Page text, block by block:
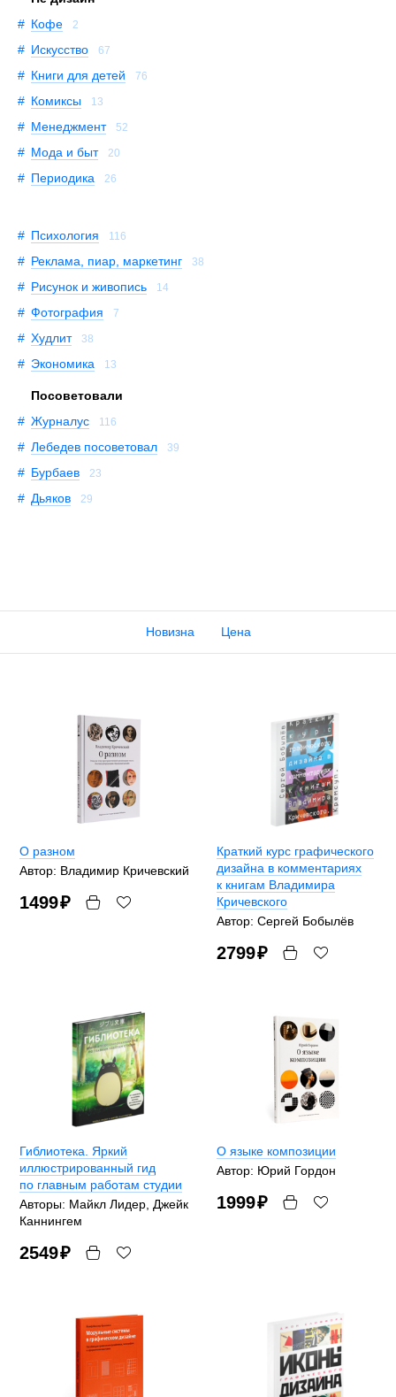
Кофе
2
Искусство 67
Книги для детей 76
Комиксы 13
Менеджмент 52
Мода и быт 20
Периодика 26
Психология 116
Реклама, пиар, маркетинг 38
Рисунок и живопись 14
Фотография 7
Худлит 38
Экономика 13
Посоветовали
Журналус
116
Лебедев посоветовал 39
Бурбаев 23
Дьяков 29
Новизна Цена
О разном
Автор: Владимир Кричевский
1499₽
Краткий курс графического
дизайна в комментариях
к книгам Владимира
Кричевского
Автор: Сергей Бобылёв
2799₽
Гиблиотека. Яркий
иллюстрированный гид
по главным работам студии
Авторы: Майкл Лидер, Джейк
Каннингем
2549₽
О языке композиции
Автор: Юрий Гордон
1999₽